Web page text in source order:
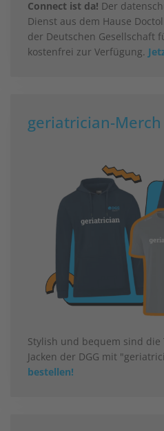
Connect ist da! Der
Dienst aus dem Hause
der Deutschen Gesellschaft
kostenfrei zur Verfügung.
geriatrician-Merch
Stylish und bequem sind die
Jacken der DGG mit
bestellen!